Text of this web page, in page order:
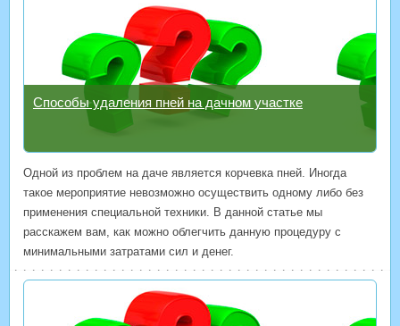
Способы удаления пней на дачном участке
Одной из проблем на даче является корчевка пней. Иногда
такое мероприятие невозможно осуществить одному либо без
применения специальной техники. В данной статье мы
расскажем вам, как можно облегчить данную процедуру с
минимальными затратами сил и денег.